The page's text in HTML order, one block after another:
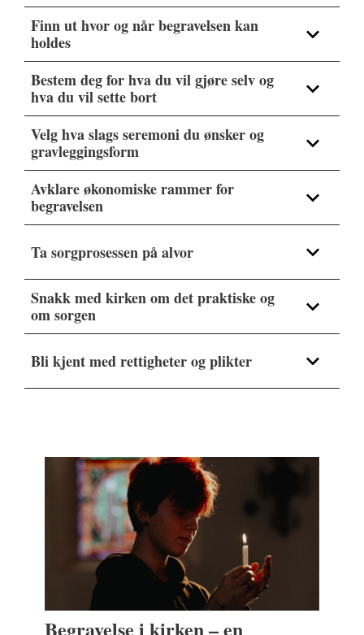
Finn ut hvor og når begravelsen kan
holdes
Bestem deg for hva du vil gjøre selv og
hva du vil sette bort
Velg hva slags seremoni du ønsker og
gravleggingsform
Avklare økonomiske rammer for
begravelsen
Ta sorgprosessen på alvor
Snakk med kirken om det praktiske og
om sorgen
Bli kjent med rettigheter og plikter
Begravelse i kirken – en